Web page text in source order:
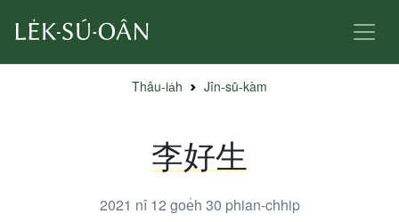
Thâu-ia̍h Jîn-sū-kàm
李好生
2021 nî 12 goe̍h 30 phian-chhip